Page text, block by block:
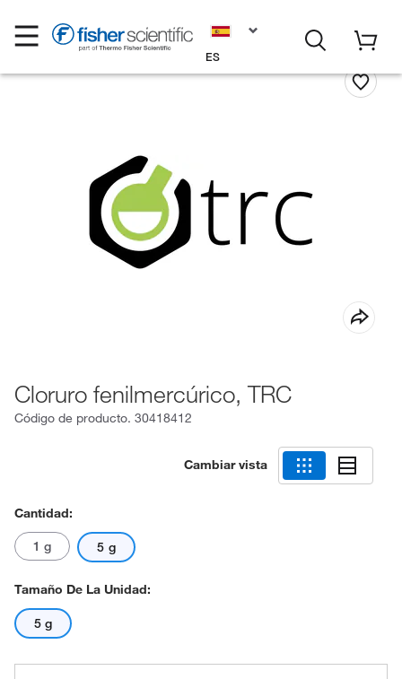
ES
Cloruro fenilmercúrico, TRC
Código de producto. 30418412
Cambiar vista
Cantidad:
1 g 5 g
Tamaño De La Unidad:
5 g